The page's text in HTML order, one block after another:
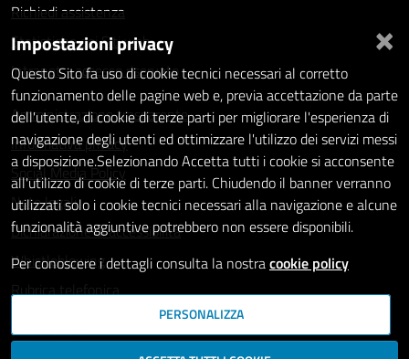
Richiedi assistenza
Statistiche dei Siti web
Intranet - accesso riservato
Amministrazione trasparente
Informativa privacy
Social Media Policy
Note legali
Dichiarazione di accessibilità
Whistleblowing
Rubrica telefonica
SEGUICI SU
×
Impostazioni privacy
Questo Sito fa uso di cookie tecnici necessari al corretto
funzionamento delle pagine web e, previa accettazione da parte
dell'utente, di cookie di terze parti per migliorare l'esperienza di
navigazione degli utenti ed ottimizzare l'utilizzo dei servizi messi
a disposizione.Selezionando Accetta tutti i cookie si acconsente
all'utilizzo di cookie di terze parti. Chiudendo il banner verranno
utilizzati solo i cookie tecnici necessari alla navigazione e alcune
funzionalità aggiuntive potrebbero non essere disponibili.
Per conoscere i dettagli consulta la nostracookie policy
PERSONALIZZA